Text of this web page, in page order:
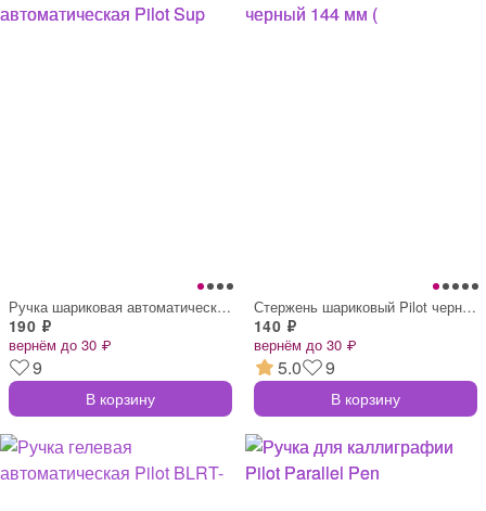
Ручка шариковая автоматическая Pilot Sup
190 ₽
вернём до 30 ₽
9
В корзину
Стержень шариковый Pilot черный 144 мм (
140 ₽
вернём до 30 ₽
5.0 9
В корзину